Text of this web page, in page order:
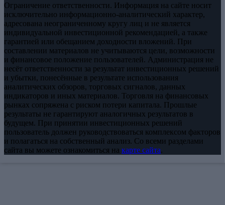
Ограничение ответственности. Информация на сайте носит
исключительно информационно-аналитический характер,
адресована неограниченному кругу лиц и не является
индивидуальной инвестиционной рекомендацией, а также
гарантией или обещанием доходности вложений. При
составлении материалов не учитываются цели, возможности
и финансовое положение пользователей. Администрация не
несёт ответственности за результат инвестиционных решений
и убытки, понесённые в результате использования
аналитических обзоров, торговых сигналов, данных
индикаторов и иных материалов. Торговля на финансовых
рынках сопряжена с риском потери капитала. Прошлые
результаты не гарантируют аналогичных результатов в
будущем. При принятии инвестиционных решений
пользователь должен руководствоваться комплексом факторов
и полагаться на собственный анализ. Со всеми разделами
сайта вы можете ознакомиться на карте сайта.